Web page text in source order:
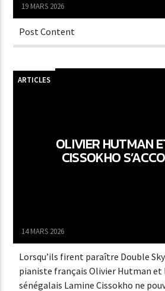
19 MARS 2026
Post Content
ARTICLES
OLIVIER HUTMAN
CISSOKHO
14 MARS 2026
Lorsqu’ils firent paraître Double
pianiste français Olivier Hutman et
sénégalais Lamine Cissokho ne